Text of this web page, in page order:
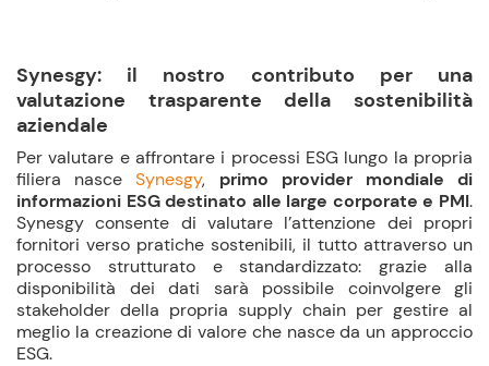
Synesgy: il nostro contributo per una
valutazione trasparente della sostenibilità
aziendale
Per valutare e affrontare i processi ESG lungo la propria
filiera nasceSynesgy, primo provider mondiale di
informazioni ESG destinato alle large corporate e PMI.
Synesgy consente di valutare l’attenzione dei propri
fornitori verso pratiche sostenibili, il tutto attraverso un
processo strutturato e standardizzato: grazie alla
disponibilità dei dati sarà possibile coinvolgere gli
stakeholder della propria supply chain per gestire al
meglio la creazione di valore che nasce da un approccio
ESG.